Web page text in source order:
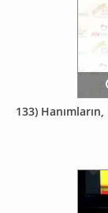
133)